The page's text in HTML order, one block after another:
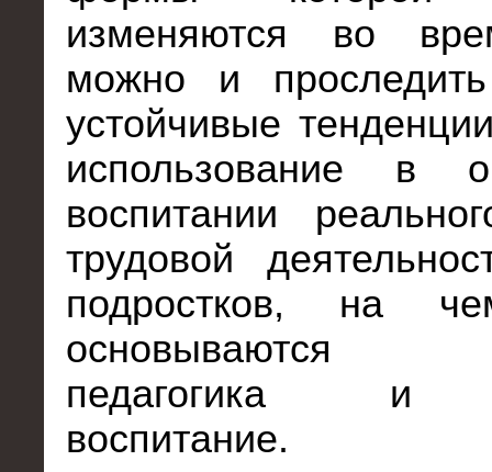
изменяются во
можно и
устойчивые
использование в
воспитании
трудовой
подростков, на
основываются
педагогика и
воспитание.